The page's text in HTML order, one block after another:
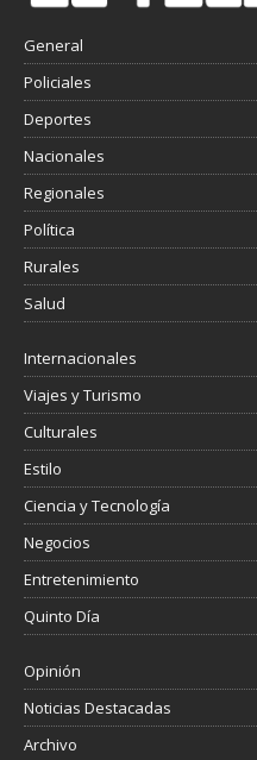
General
Policiales
Deportes
Nacionales
Regionales
Política
Rurales
Salud
Internacionales
Viajes y Turismo
Culturales
Estilo
Ciencia y Tecnología
Negocios
Entretenimiento
Quinto Día
Opinión
Noticias Destacadas
Archivo